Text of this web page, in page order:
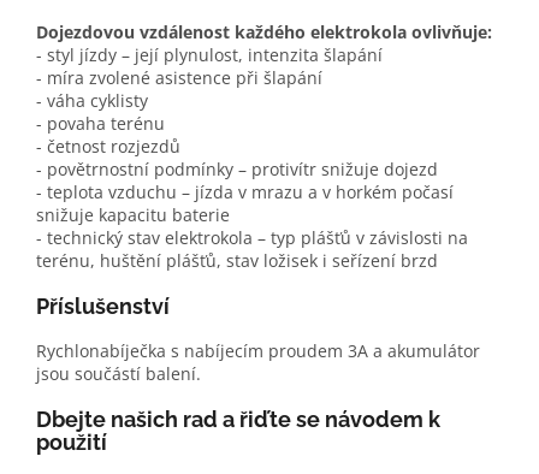
Dojezdovou vzdálenost každého elektrokola ovlivňuje:
- styl jízdy – její plynulost, intenzita šlapání
- míra zvolené asistence při šlapání
- váha cyklisty
- povaha terénu
- četnost rozjezdů
- povětrnostní podmínky – protivítr snižuje dojezd
- teplota vzduchu – jízda v mrazu a v horkém počasí
snižuje kapacitu baterie
- technický stav elektrokola – typ plášťů v závislosti na
terénu, huštění plášťů, stav ložisek i seřízení brzd
Příslušenství
Rychlonabíječka s nabíjecím proudem 3A a akumulátor
jsou součástí balení.
Dbejte našich rad a řiďte se návodem k
použití